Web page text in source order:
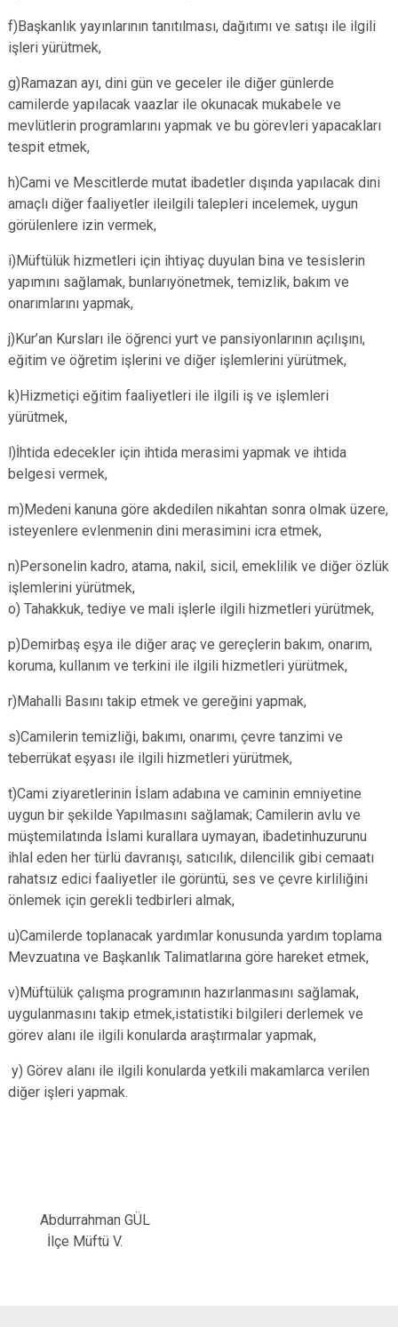
f)Başkanlık yayınlarının tanıtılması, dağıtımı ve satışı ile ilgili
işleri yürütmek,
g)Ramazan ayı, dini gün ve geceler ile diğer günlerde
camilerde yapılacak vaazlar ile okunacak mukabele ve
mevlütlerin programlarını yapmak ve bu görevleri yapacakları
tespit etmek,
h)Cami ve Mescitlerde mutat ibadetler dışında yapılacak dini
amaçlı diğer faaliyetler ileilgili talepleri incelemek, uygun
görülenlere izin vermek,
i)Müftülük hizmetleri için ihtiyaç duyulan bina ve tesislerin
yapımını sağlamak, bunlarıyönetmek, temizlik, bakım ve
onarımlarını yapmak,
j)Kur’an Kursları ile öğrenci yurt ve pansiyonlarının açılışını,
eğitim ve öğretim işlerini ve diğer işlemlerini yürütmek,
k)Hizmetiçi eğitim faaliyetleri ile ilgili iş ve işlemleri
yürütmek,
l)İhtida edecekler için ihtida merasimi yapmak ve ihtida
belgesi vermek,
m)Medeni kanuna göre akdedilen nikahtan sonra olmak üzere,
isteyenlere evlenmenin dini merasimini icra etmek,
n)Personelin kadro, atama, nakil, sicil, emeklilik ve diğer özlük
işlemlerini yürütmek,
o) Tahakkuk, tediye ve mali işlerle ilgili hizmetleri yürütmek,
p)Demirbaş eşya ile diğer araç ve gereçlerin bakım, onarım,
koruma, kullanım ve terkini ile ilgili hizmetleri yürütmek,
r)Mahalli Basını takip etmek ve gereğini yapmak,
s)Camilerin temizliği, bakımı, onarımı, çevre tanzimi ve
teberrükat eşyası ile ilgili hizmetleri yürütmek,
t)Cami ziyaretlerinin İslam adabına ve caminin emniyetine
uygun bir şekilde Yapılmasını sağlamak; Camilerin avlu ve
müştemilatında İslami kurallara uymayan, ibadetinhuzurunu
ihlal eden her türlü davranışı, satıcılık, dilencilik gibi cemaatı
rahatsız edici faaliyetler ile görüntü, ses ve çevre kirliliğini
önlemek için gerekli tedbirleri almak,
u)Camilerde toplanacak yardımlar konusunda yardım toplama
Mevzuatına ve Başkanlık Talimatlarına göre hareket etmek,
v)Müftülük çalışma programının hazırlanmasını sağlamak,
uygulanmasını takip etmek,istatistiki bilgileri derlemek ve
görev alanı ile ilgili konularda araştırmalar yapmak,
y) Görev alanı ile ilgili konularda yetkili makamlarca verilen
diğer işleri yapmak.
Abdurrahman GÜL
İlçe Müftü V.